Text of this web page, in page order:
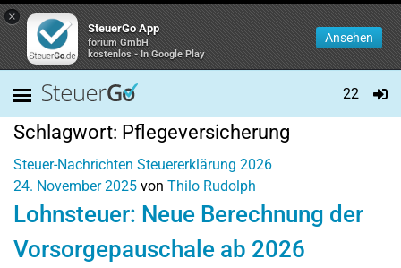
×
SteuerGo App
forium GmbH
kostenlos - In Google Play
Ansehen
22
Schlagwort: Pflegeversicherung
Steuer-Nachrichten Steuererklärung 2026
24. November 2025 von Thilo Rudolph
Lohnsteuer: Neue Berechnung der
Vorsorgepauschale ab 2026